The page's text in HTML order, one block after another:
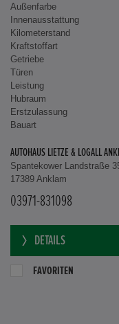
Außenfarbe
Innenausstattung
Kilometerstand
Kraftstoffart
Getriebe
Türen
Leistung
Hubraum
Erstzulassung
Bauart
AUTOHAUS LIETZE & LOGALL
Spantekower Landstraße
17389 Anklam
03971-831098
DETAILS
FAVORITEN